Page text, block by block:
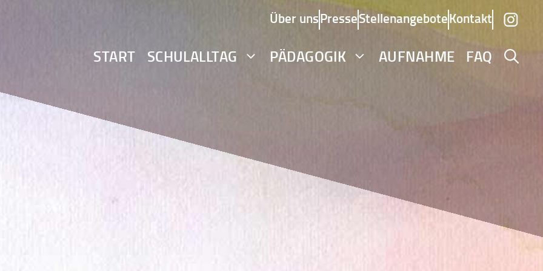
Über unsPresseStellenangeboteKontakt
START SCHULALLTAG PÄDAGOGIK AUFNAHME FAQ